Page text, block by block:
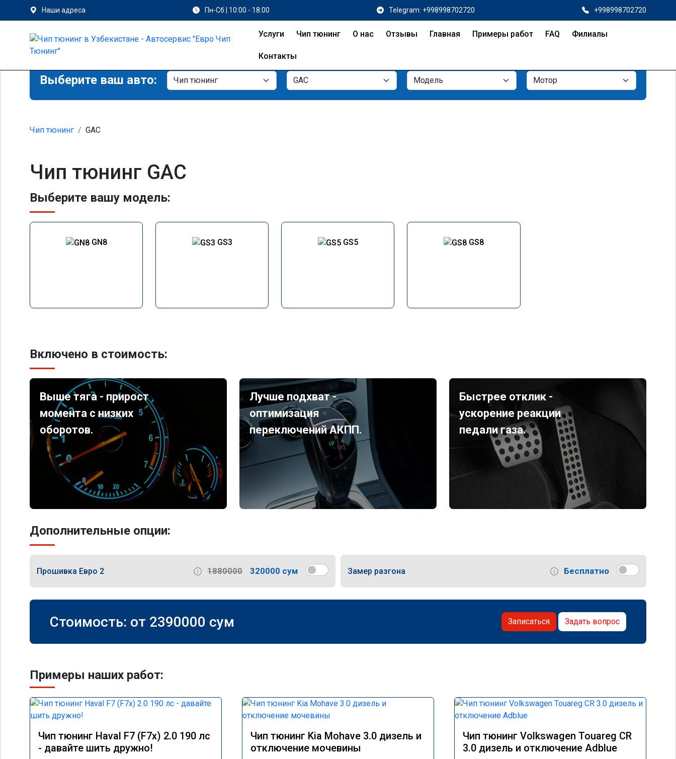
Наши адреса Пн-Сб | 10:00 - 18:00 Telegram: +998998702720 +998998702720
Услуги Чип тюнинг О нас Отзывы Главная Примеры работ FAQ Филиалы
Контакты
Выберите ваш авто:
Чип тюнинг GAC
Чип тюнинг GAC
Выберите вашу модель:
GN8 GS3 GS5 GS8
Включено в стоимость:
Выше тяга - прирост
момента с низких
оборотов.
Лучше подхват -
оптимизация
переключений АКПП.
Быстрее отклик -
ускорение реакции
педали газа.
Дополнительные опции:
Прошивка Евро 2 1880000 320000 сум Замер разгона Бесплатно
Стоимость: от 2390000 сум Записаться Задать вопрос
Примеры наших работ:
Чип тюнинг Haval F7 (F7x) 2.0 190 лс
- давайте шить дружно!
Чип тюнинг Kia Mohave 3.0 дизель и
отключение мочевины
Чип тюнинг Volkswagen Touareg CR
3.0 дизель и отключение Adblue